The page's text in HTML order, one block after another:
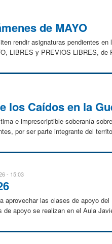
de MAYO
rendir asignaturas pendientes
LIBRES y PREVIOS LIBRES,
los Caídos en la
e imprescriptible soberanía
por ser parte integrante del
- 15:03
las clases de apoyo
apoyo se realizan en el Aula